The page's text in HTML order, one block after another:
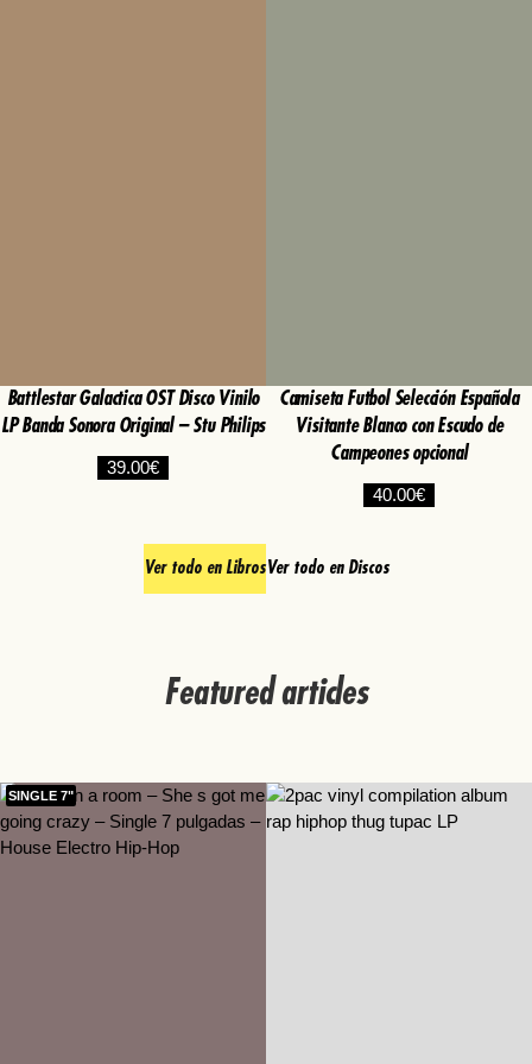
Battlestar Galactica OST Disco Vinilo
LP Banda Sonora Original – Stu Philips
39.00€
Camiseta Futbol Selección Española
Visitante Blanco con Escudo de
Campeones opcional
40.00€
Ver todo en LibrosVer todo en Discos
Featured articles